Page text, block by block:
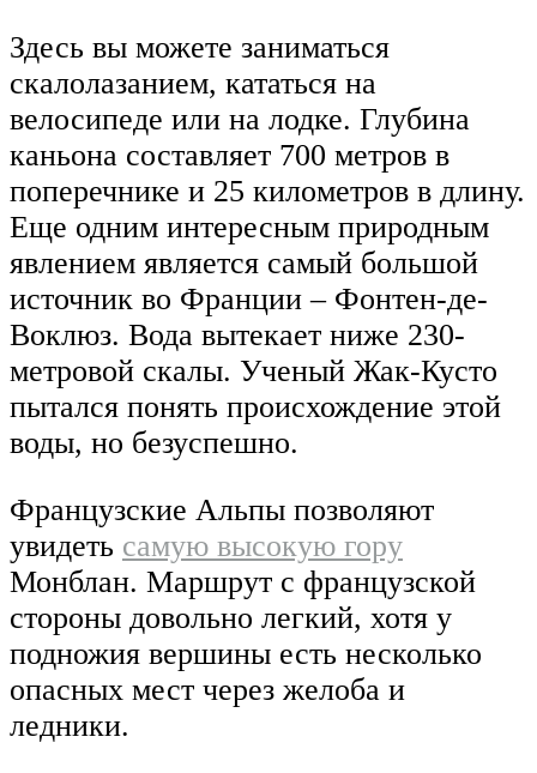
Здесь вы можете заниматься
скалолазанием, кататься на
велосипеде или на лодке. Глубина
каньона составляет 700 метров в
поперечнике и 25 километров в длину.
Еще одним интересным природным
явлением является самый большой
источник во Франции – Фонтен-де-
Воклюз. Вода вытекает ниже 230-
метровой скалы. Ученый Жак-Кусто
пытался понять происхождение этой
воды, но безуспешно.
Французские Альпы позволяют
увидеть самую высокую гору
Монблан. Маршрут с французской
стороны довольно легкий, хотя у
подножия вершины есть несколько
опасных мест через желоба и
ледники.